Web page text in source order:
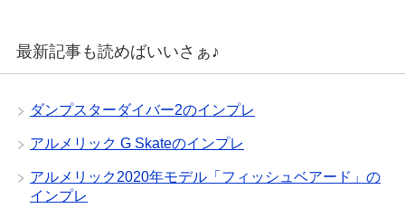
最新記事も読めばいいさぁ♪
ダンプスターダイバー2のインプレ
アルメリック G Skateのインプレ
アルメリック2020年モデル「フィッシュベアード」の
インプレ